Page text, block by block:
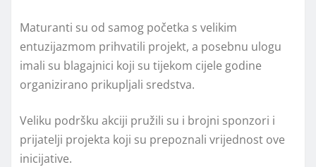
Maturanti su od samog početka s velikim
entuzijazmom prihvatili projekt, a posebnu ulogu
imali su blagajnici koji su tijekom cijele godine
organizirano prikupljali sredstva.
Veliku podršku akciji pružili su i brojni sponzori i
prijatelji projekta koji su prepoznali vrijednost ove
inicijative.